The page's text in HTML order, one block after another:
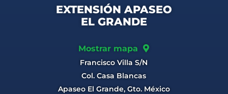
EXTENSIÓN APASEO
EL GRANDE
Mostrar mapa
Francisco Villa S/N
Col. Casa Blancas
Apaseo El Grande, Gto. México